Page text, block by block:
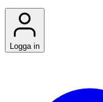
Logga in